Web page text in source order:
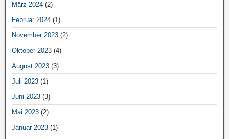
März 2024 (2)
Februar 2024 (1)
November 2023 (2)
Oktober 2023 (4)
August 2023 (3)
Juli 2023 (1)
Juni 2023 (3)
Mai 2023 (2)
Januar 2023 (1)